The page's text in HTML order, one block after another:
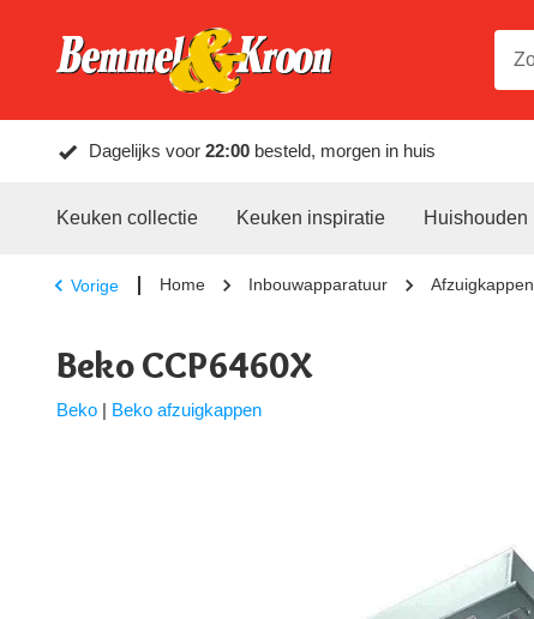
Dagelijks voor 22:00 besteld, morgen in huis
Keuken collectie Keuken inspiratie Huishouden
Vorige Home Inbouwapparatuur Afzuigkappen
Beko CCP6460X
Beko | Beko afzuigkappen